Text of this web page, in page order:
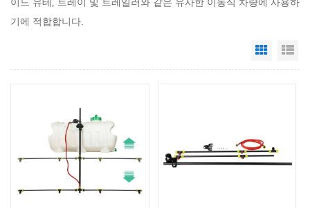
이드 유테, 트레이 및 트레일러와 같은 유사한 이동식 차량에 사용하
기에 적합합니다.
Grid